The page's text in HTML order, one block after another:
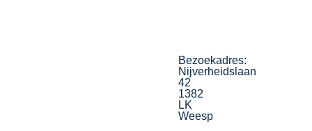
Bezoekadres:
Nijverheidslaan
42
1382
LK
Weesp